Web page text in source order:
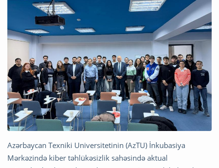
Azərbaycan Texniki Universitetinin (AzTU) İnkubasiya
Mərkəzində kiber təhlükəsizlik sahəsində aktual